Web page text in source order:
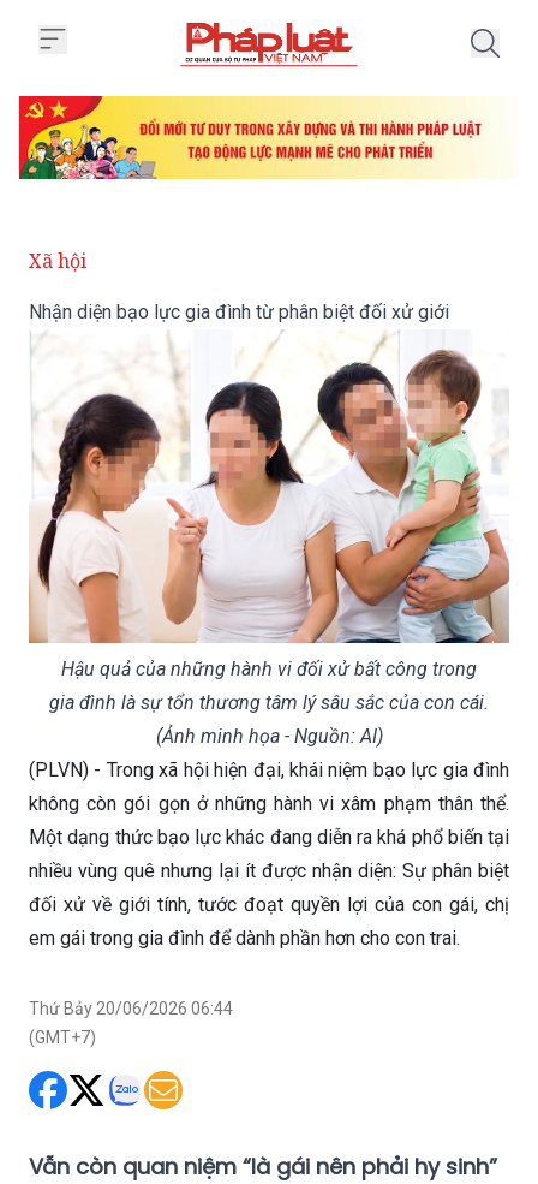
Xã hội
Nhận diện bạo lực gia đình từ phân biệt đối xử giới
Hậu quả của những hành vi đối xử bất công trong
gia đình là sự tổn thương tâm lý sâu sắc của con cái.
(Ảnh minh họa - Nguồn: AI)
(PLVN) - Trong xã hội hiện đại, khái niệm bạo lực gia đình
không còn gói gọn ở những hành vi xâm phạm thân thể.
Một dạng thức bạo lực khác đang diễn ra khá phổ biến tại
nhiều vùng quê nhưng lại ít được nhận diện: Sự phân biệt
đối xử về giới tính, tước đoạt quyền lợi của con gái, chị
em gái trong gia đình để dành phần hơn cho con trai.
Thứ Bảy 20/06/2026 06:44
(GMT+7)
Vẫn còn quan niệm “là gái nên phải hy sinh”